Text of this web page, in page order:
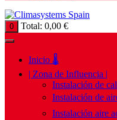
0 Total: 0,00 €
Inicio 🌡️
| Zona de Influencia |
Instalación de
Instalación de
Instalación aire